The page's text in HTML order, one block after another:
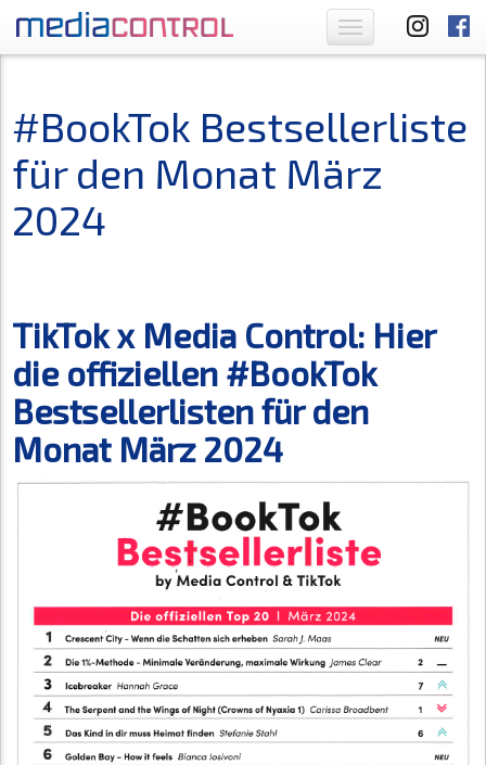
Toggle
navigation
#BookTok Bestsellerliste
für den Monat März
2024
TikTok x Media Control: Hier
die offiziellen #BookTok
Bestsellerlisten für den
Monat März 2024